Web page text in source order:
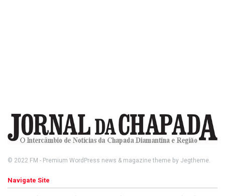
© 2022 FM - Premium WordPress news & magazine theme by Jegtheme.
Navigate Site